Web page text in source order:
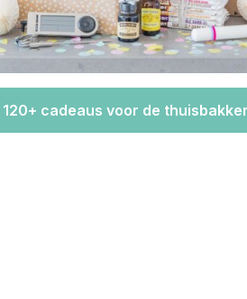
120+ cadeaus voor de thuisbakker